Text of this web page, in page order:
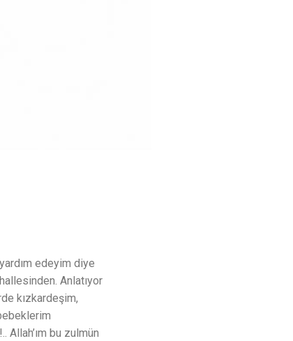
edeyim diye
Anlatıyor
kızkardeşim,
Allah’ım bu zulmün